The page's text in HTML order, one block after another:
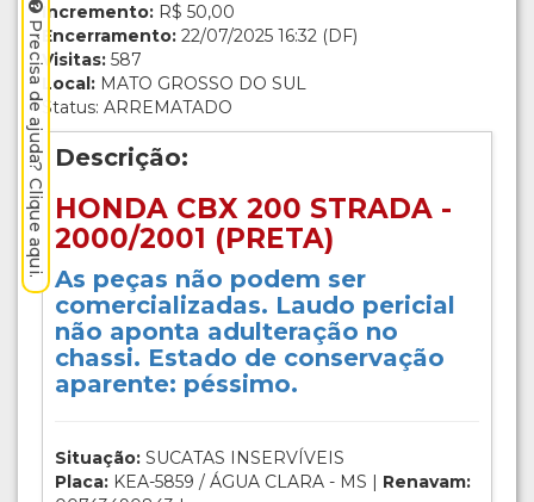
Incremento: R$ 50,00
Encerramento: 22/07/2025 16:32 (DF)
Visitas: 587
Local: MATO GROSSO DO SUL
Status: ARREMATADO
Descrição:
HONDA CBX 200 STRADA -
2000/2001 (PRETA)
As peças não podem ser
comercializadas. Laudo pericial
não aponta adulteração no
chassi. Estado de conservação
aparente: péssimo.
Situação: SUCATAS INSERVÍVEIS
Placa: KEA-5859 / ÁGUA CLARA - MS | Renavam:
Precisa de ajuda? Clique aqui.